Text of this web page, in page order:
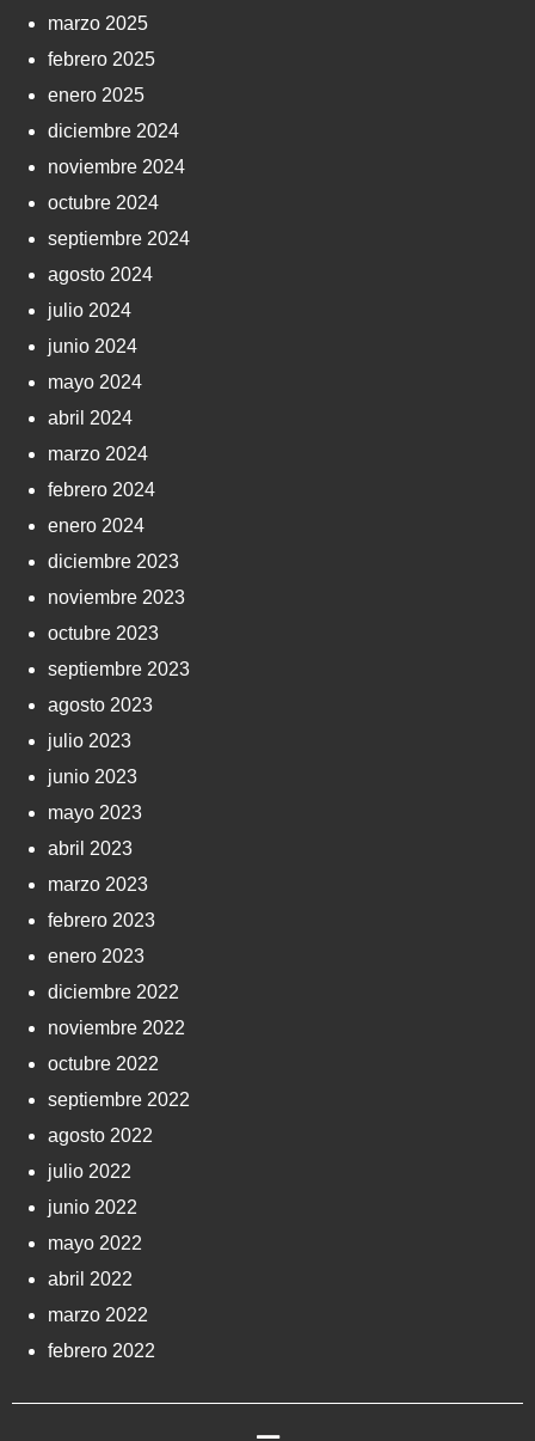
marzo 2025
febrero 2025
enero 2025
diciembre 2024
noviembre 2024
octubre 2024
septiembre 2024
agosto 2024
julio 2024
junio 2024
mayo 2024
abril 2024
marzo 2024
febrero 2024
enero 2024
diciembre 2023
noviembre 2023
octubre 2023
septiembre 2023
agosto 2023
julio 2023
junio 2023
mayo 2023
abril 2023
marzo 2023
febrero 2023
enero 2023
diciembre 2022
noviembre 2022
octubre 2022
septiembre 2022
agosto 2022
julio 2022
junio 2022
mayo 2022
abril 2022
marzo 2022
febrero 2022